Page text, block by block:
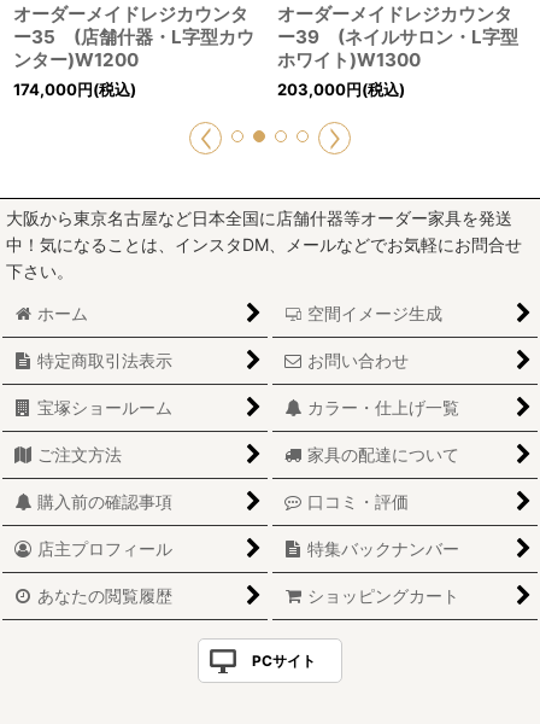
オーダーメイドレジカウンタ
ー35 (店舗什器・L字型カウ
ンター)W1200
174,000円(税込)
オーダーメイドレジカウンタ
ー39 (ネイルサロン・L字型
ホワイト)W1300
203,000円(税込)
大阪から東京名古屋など日本全国に店舗什器等オーダー家具を発送
中！気になることは、インスタDM、メールなどでお気軽にお問合せ
下さい。
ホーム 空間イメージ生成
特定商取引法表示 お問い合わせ
宝塚ショールーム カラー・仕上げ一覧
ご注文方法 家具の配達について
購入前の確認事項 口コミ・評価
店主プロフィール 特集バックナンバー
あなたの閲覧履歴 ショッピングカート
PCサイト